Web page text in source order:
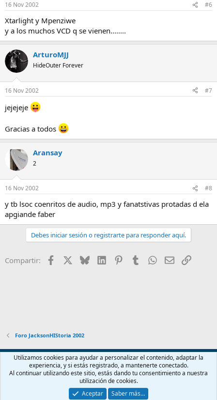
16 Nov 2002 #6
Xtarlight y Mpenziwe
y a los muchos VCD q se vienen........
ArturoMJJ
HideOuter Forever
16 Nov 2002 #7
jejejeje
Gracias a todos
Aransay
2
16 Nov 2002 #8
y tb lsoc coenritos de audio, mp3 y fanatstivas protadas d ela
apgiande faber
Debes iniciar sesión o registrarte para responder aquí.
Compartir: Facebook BlueskyLinkedInPinterestTumblr WhatsApp
EmailEnlace
Foro JacksonHIStoria 2002
Español (ES)
Contáctanos
Términos y reglas Política de privacidad
Ayuda
Community platform by XenForo® © 2010-2026 XenForo Ltd.
Utilizamos cookies para ayudar a personalizar el contenido, adaptar la
experiencia, y si estás registrado, a mantenerte conectado.
Al continuar utilizando este sitio, estás dando tu consentimiento a nuestra
utilización de cookies.
Aceptar
Saber más…